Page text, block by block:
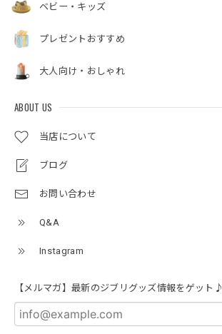
ベビー・キッズ
プレゼントおすすめ
大人向け・おしゃれ
ABOUT US
当店について
ブログ
お問い合わせ
Q&A
Instagram
【メルマガ】最新のジブリグッズ情報をゲット♪